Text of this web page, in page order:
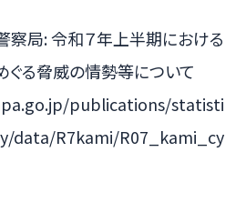
察局: 令和７年上半期における
ぐる脅威の情勢等について
publications/statisti
data/R7kami/R07_kami_cy